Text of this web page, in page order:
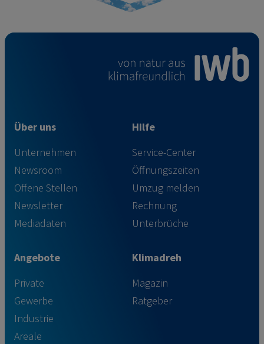
Über uns
Unternehmen
Newsroom
Offene Stellen
Newsletter
Mediadaten
Hilfe
Service-Center
Öffnungszeiten
Umzug melden
Rechnung
Unterbrüche
Angebote
Private
Gewerbe
Industrie
Areale
Klimadreh
Magazin
Ratgeber